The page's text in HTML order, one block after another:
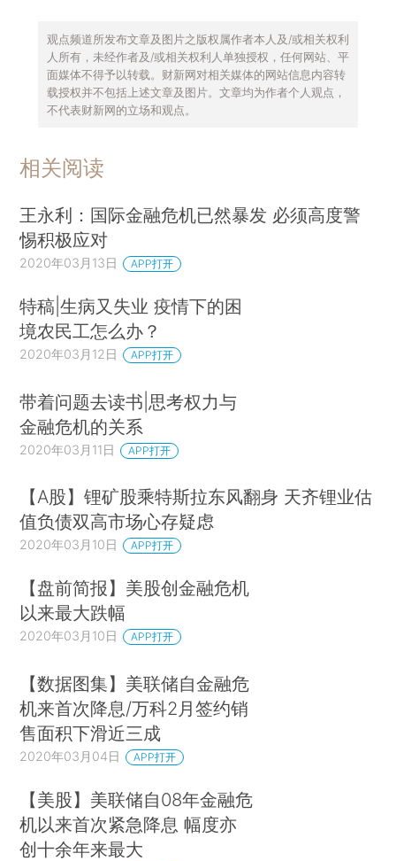
观点频道所发布文章及图片之版权属作者本人及/或相关权利
人所有，未经作者及/或相关权利人单独授权，任何网站、平
面媒体不得予以转载。财新网对相关媒体的网站信息内容转
载授权并不包括上述文章及图片。文章均为作者个人观点，
不代表财新网的立场和观点。
相关阅读
王永利：国际金融危机已然暴发 必须高度警
惕积极应对
2020年03月13日 APP打开
特稿|生病又失业 疫情下的困
境农民工怎么办？
2020年03月12日 APP打开
带着问题去读书|思考权力与
金融危机的关系
2020年03月11日 APP打开
【A股】锂矿股乘特斯拉东风翻身 天齐锂业估
值负债双高市场心存疑虑
2020年03月10日 APP打开
【盘前简报】美股创金融危机
以来最大跌幅
2020年03月10日 APP打开
【数据图集】美联储自金融危
机来首次降息/万科2月签约销
售面积下滑近三成
2020年03月04日 APP打开
【美股】美联储自08年金融危
机以来首次紧急降息 幅度亦
创十余年来最大